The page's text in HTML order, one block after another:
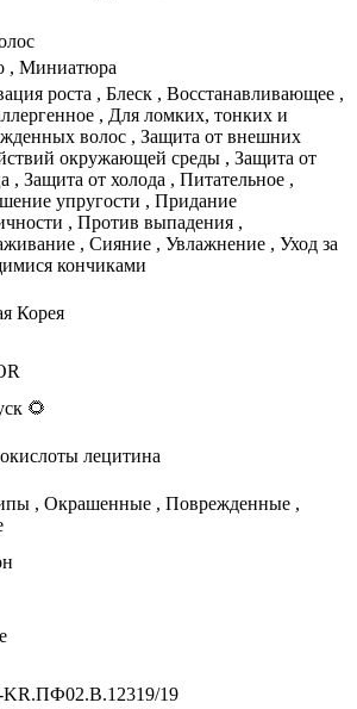
, Миниатюра
роста , Блеск , Восстанавливающее ,
, Для ломких, тонких и
волос , Защита от внешних
окружающей среды , Защита от
, Защита от холода , Питательное ,
упругости , Придание
, Против выпадения ,
, Сияние , Увлажнение , Уход за
кончиками
Корея
🌻
лецитина
, Окрашенные , Поврежденные ,
19